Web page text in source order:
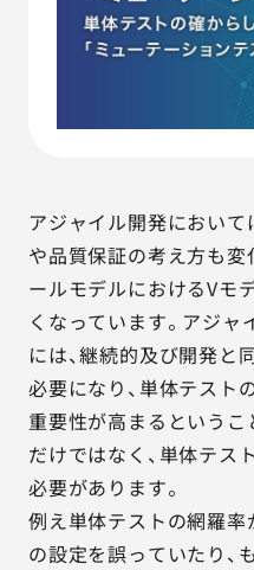
品質コラム
サービスお問
03-
※その他のご連
アジャイル開発において
や品質保証の考え方も変
ールモデルにおけるVモ
くなっています。アジ
には、継続的及び開発と
必要になり、単体テスト
重要性が高まるというこ
だけではなく、単体テス
必要があります。
例え単体テストの網羅率
の設定を誤っていたり、